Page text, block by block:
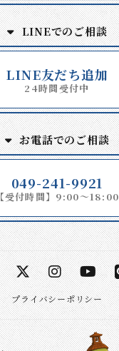
LINEでのご相談
LINE友だち追加
24時間受付中
お電話でのご相談
049-241-9921
【受付時間】9:00～18:00
プライバシーポリシー